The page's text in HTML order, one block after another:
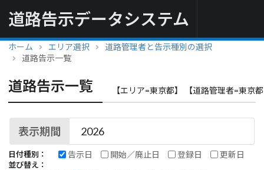
道路告示データシステム
ホーム エリア選択
道路管理者と告示種別の選択
道路告示一覧
道路告示一覧 【エリア=東京都】 【道路管理者=東京
表示期間
日付種別： 告示日 開始／廃止日 登録日 更新日
並び替え：